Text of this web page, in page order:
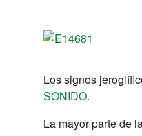
Los signos
SONIDO.
La mayor parte de